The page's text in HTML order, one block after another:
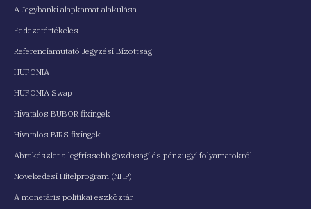
A Jegybanki alapkamat alakulása
Fedezetértékelés
Referenciamutató Jegyzési Bizottság
HUFONIA
HUFONIA Swap
Hivatalos BUBOR fixingek
Hivatalos BIRS fixingek
Ábrakészlet a legfrissebb gazdasági és pénzügyi folyamatokról
Növekedési Hitelprogram (NHP)
A monetáris politikai eszköztár